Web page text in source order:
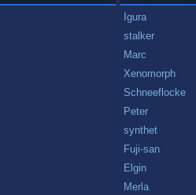
Igura
stalker
Marc
Xenomorph
Schneeflocke
Peter
synthet
Fuji-san
Elgin
Merla